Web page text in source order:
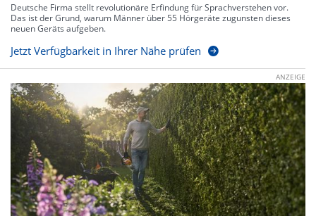
Deutsche Firma stellt revolutionäre Erfindung für Sprachverstehen vor.
Das ist der Grund, warum Männer über 55 Hörgeräte zugunsten dieses
neuen Geräts aufgeben.
Jetzt Verfügbarkeit in Ihrer Nähe prüfen
ANZEIGE